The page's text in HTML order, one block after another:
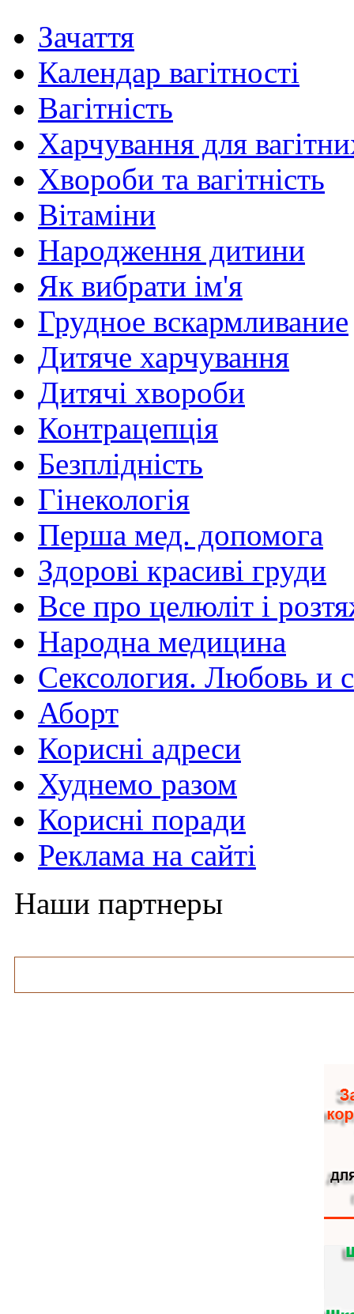
Зачаття
Календар вагітності
Вагітність
Харчування для
Хвороби та вагітність
Вітаміни
Народження дитини
Як вибрати ім'я
Грудное вскармливание
Дитяче харчування
Дитячі хвороби
Контрацепція
Безплідність
Гінекологія
Перша мед. допомога
Здорові красиві груди
Все про целюліт і
Народна медицина
Сексология. Любовь и
Аборт
Корисні адреси
Худнемо разом
Корисні поради
Реклама на сайті
Наши партнеры